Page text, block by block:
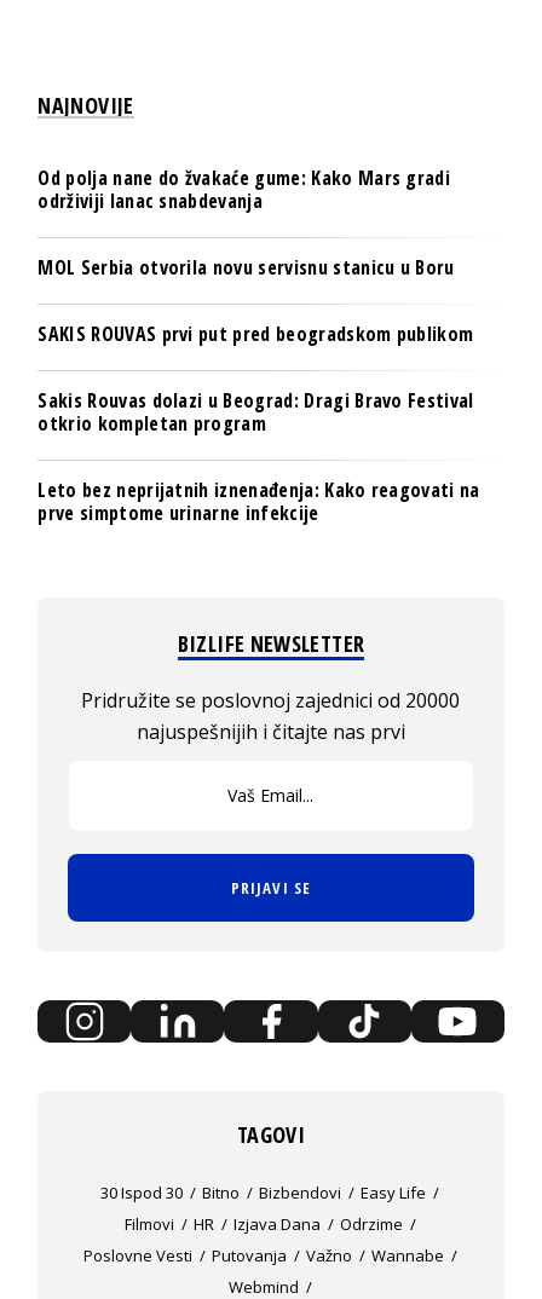
NAJNOVIJE
Od polja nane do žvakaće gume: Kako Mars gradi
održiviji lanac snabdevanja
MOL Serbia otvorila novu servisnu stanicu u Boru
SAKIS ROUVAS prvi put pred beogradskom publikom
Sakis Rouvas dolazi u Beograd: Dragi Bravo Festival
otkrio kompletan program
Leto bez neprijatnih iznenađenja: Kako reagovati na
prve simptome urinarne infekcije
BIZLIFE NEWSLETTER
Pridružite se poslovnoj zajednici od 20000
najuspešnijih i čitajte nas prvi
PRIJAVI SE
TAGOVI
30 Ispod 30 Bitno Bizbendovi
Easy Life
Filmovi
HR Izjava Dana
Odrzime
Poslovne Vesti
Putovanja Važno
Wannabe
Webmind